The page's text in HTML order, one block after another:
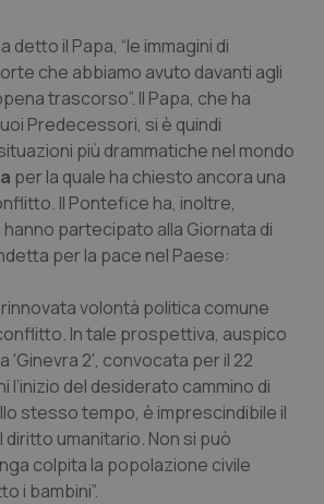
& Testa Collo
detto il Papa, “le immagini di
che abbiamo avuto davanti agli
trascorso”. Il Papa, che ha
Predecessori, si è quindi
più drammatiche nel mondo
per la quale ha chiesto ancora una
Il Pontefice ha, inoltre,
partecipato alla Giornata di
per la pace nel Paese:
volontà politica comune
In tale prospettiva, auspico
'Ginevra 2', convocata per il 22
l’inizio del desiderato cammino di
stesso tempo, è imprescindibile il
umanitario. Non si può
colpita la popolazione civile
i bambini”.